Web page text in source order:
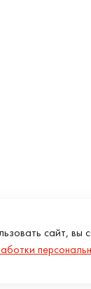
сайт, вы